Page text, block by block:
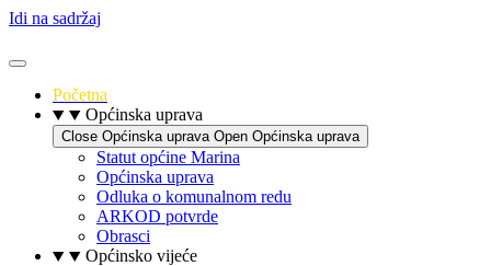
Idi na sadržaj
Početna
Općinska uprava
Close Općinska uprava Open Općinska uprava
Statut općine Marina
Općinska uprava
Odluka o komunalnom redu
ARKOD potvrde
Obrasci
Općinsko vijeće